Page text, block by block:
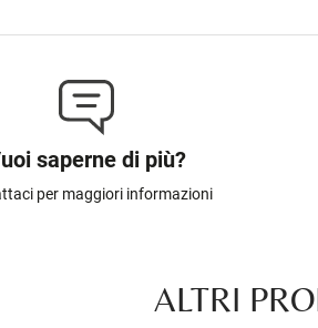
saperne di più?
per maggiori informazioni
ALTRI